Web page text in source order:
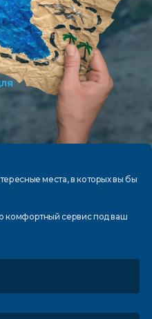
места, в которыхвы бы
комфортныйсервис под ваш